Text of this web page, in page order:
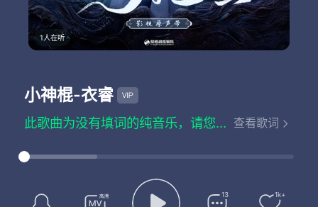
1人在听
小神棍-衣睿
此歌曲为没有填词的纯音乐，请您欣赏 查看歌词
13 1k+